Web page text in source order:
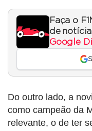
Faça o
de
Google
Do outro lado, a
como campeão da
relevante, o de ter